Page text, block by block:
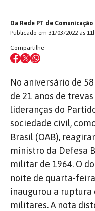
Da Rede PT de Comunicação
Publicado em 31/03/2022 às
Compartilhe
No aniversário de
de 21 anos de
lideranças do
sociedade civil,
Brasil (OAB),
ministro da Defesa
militar de 1964. O
noite de quarta-
inaugurou a
militares. A nota